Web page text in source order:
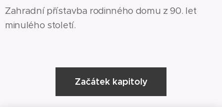
Zahradní přístavba rodinného domu z 90. let
minulého století.
Začátek kapitoly